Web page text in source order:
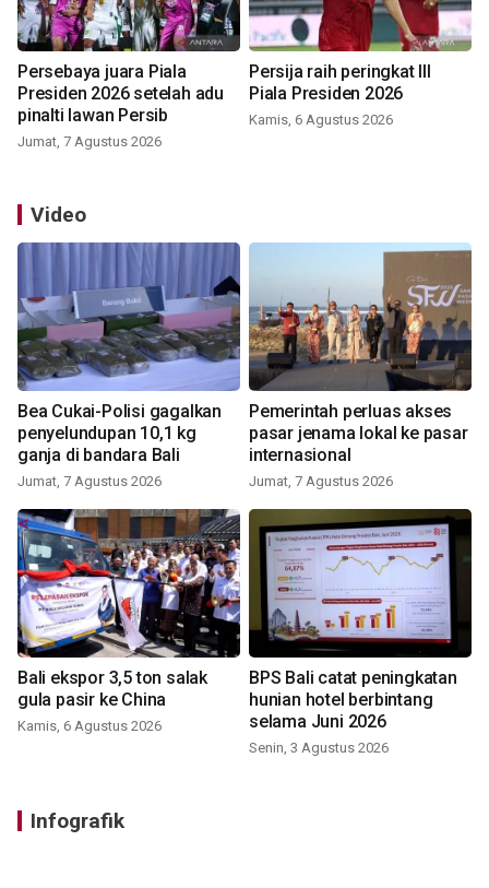
Persebaya juara Piala
Presiden 2026 setelah adu
pinalti lawan Persib
Jumat, 7 Agustus 2026
Persija raih peringkat III
Piala Presiden 2026
Kamis, 6 Agustus 2026
Video
Bea Cukai-Polisi gagalkan
penyelundupan 10,1 kg
ganja di bandara Bali
Jumat, 7 Agustus 2026
Pemerintah perluas akses
pasar jenama lokal ke pasar
internasional
Jumat, 7 Agustus 2026
Bali ekspor 3,5 ton salak
gula pasir ke China
Kamis, 6 Agustus 2026
BPS Bali catat peningkatan
hunian hotel berbintang
selama Juni 2026
Senin, 3 Agustus 2026
Infografik